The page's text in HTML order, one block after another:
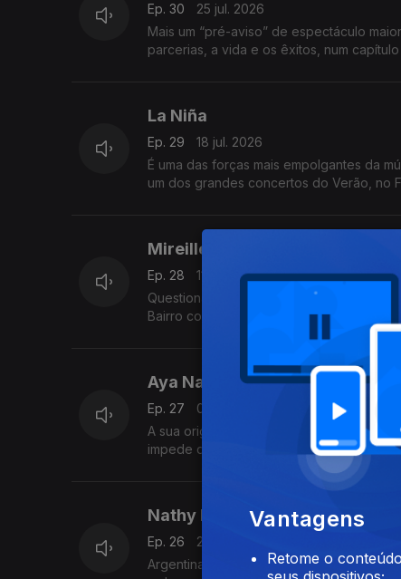
Ep. 30
25 jul. 2026
Mais um “pré-aviso” de espectáculo
parcerias, a vida e os êxitos, num
La Niña
Ep. 29
18 jul. 2026
É uma das forças mais empolgantes da
um dos grandes concertos do Verão, no
Mireille Mathieu
Ep. 28
11 jul. 2026
Questionada pelo seu conservadorismo
Bairro começa já a festejar a sua
Aya Nakamura
Ep. 27
04 jul. 2026
A sua origem africana já lhe valeu
impede de ser uma das actuais campeãs
Nathy Peluso
Ep. 26
27 jun. 2026
Argentina a viver em Espanha há muitos
Vantagens
Retome o